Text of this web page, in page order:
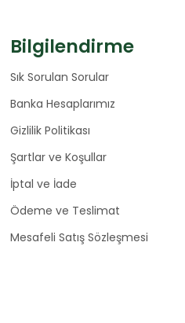
Bilgilendirme
Sık Sorulan Sorular
Banka Hesaplarımız
Gizlilik Politikası
Şartlar ve Koşullar
İptal ve İade
Ödeme ve Teslimat
Mesafeli Satış Sözleşmesi